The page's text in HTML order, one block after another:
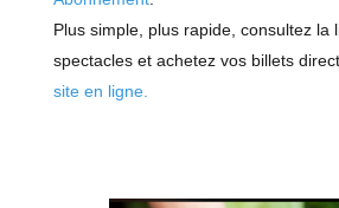
Plus simple, plus rapide, consultez la
spectacles et achetez vos billets
site en ligne.